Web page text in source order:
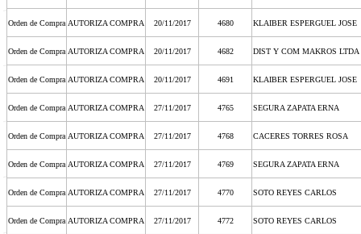
Orden de Compra AUTORIZA COMPRA 20/11/2017 4680 KLAIBER ESPERGUEL JOSE
Orden de Compra AUTORIZA COMPRA 20/11/2017 4682 DIST Y COM MAKROS LTDA
Orden de Compra AUTORIZA COMPRA 20/11/2017 4691 KLAIBER ESPERGUEL JOSE
Orden de Compra AUTORIZA COMPRA 27/11/2017 4765 SEGURA ZAPATA ERNA
Orden de Compra AUTORIZA COMPRA 27/11/2017 4768 CACERES TORRES ROSA
Orden de Compra AUTORIZA COMPRA 27/11/2017 4769 SEGURA ZAPATA ERNA
Orden de Compra AUTORIZA COMPRA 27/11/2017 4770 SOTO REYES CARLOS
Orden de Compra AUTORIZA COMPRA 27/11/2017 4772 SOTO REYES CARLOS